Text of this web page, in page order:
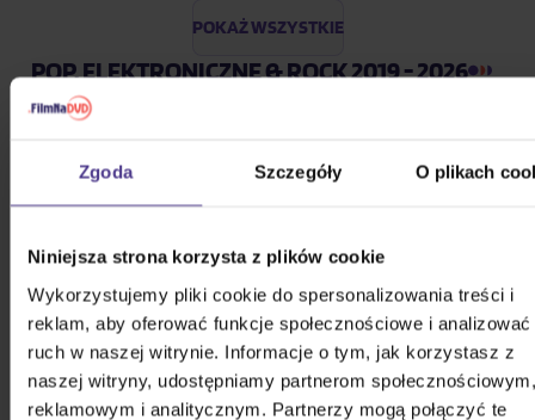
Zgoda Szczegóły O plikach
Niniejsza strona korzysta z plików cookie
Wykorzystujemy pliki cookie do spersonalizowania treści i
reklam, aby oferować funkcje społecznościowe i analizować
ruch w naszej witrynie. Informacje o tym, jak korzystasz z
naszej witryny, udostępniamy partnerom społecznościowym,
reklamowym i analitycznym. Partnerzy mogą połączyć te
POKAŻ WSZYSTKIE
POP, ELEKTRONICZNE & ROCK 2019 - 2026
Na magazynie
Gott Karel: Snění o Vánocích
3CD
75,10 zł